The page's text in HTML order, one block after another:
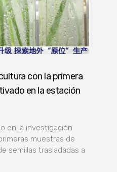
con la primera
en la estación
en la investigación
muestras de
semillas trasladadas a